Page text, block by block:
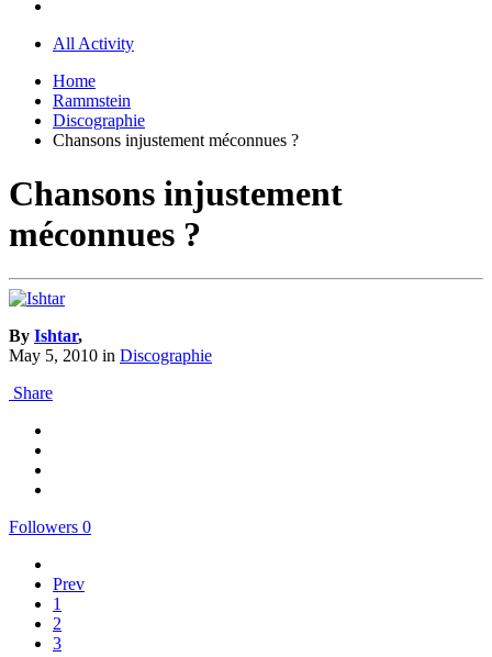
All Activity
Home
Rammstein
Discographie
Chansons injustement méconnues ?
Chansons injustement
méconnues ?
By Ishtar,
May 5, 2010 in Discographie
Share
Followers 0
Prev
1
2
3